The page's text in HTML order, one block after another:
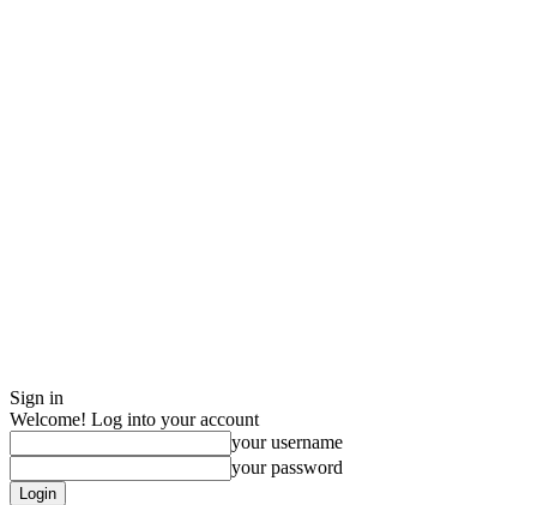
Sign in
Welcome! Log into your account
your username
your password